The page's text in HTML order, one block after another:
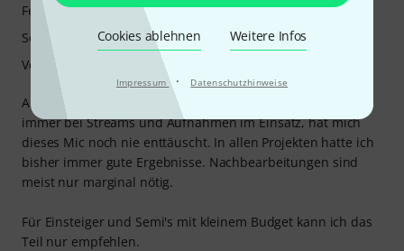
Cookies ablehnen Weitere Infos
Impressum · Datenschutzhinweise
Als Weihnachtsgeschenk im Jahr 2015 gekauft und noch
immer bei Streams und Aufnahmen im Einsatz, hat mich
dieses Mic noch nie enttäuscht. In allen Projekten hatte ich
bisher immer gute Ergebnisse. Nachbearbeitungen sind
meist nur marginal nötig.
Für Einsteiger und Semi's mit kleinem Budget kann ich das
Teil nur empfehlen.
Features
Sound
Verarbeitung